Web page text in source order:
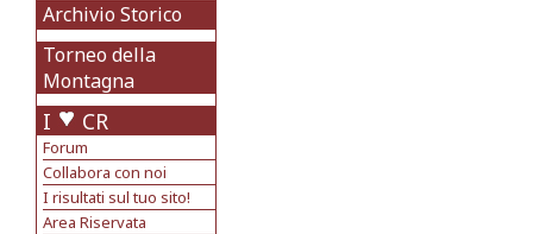
Archivio Storico
Torneo della
Montagna
I CR
Forum
Collabora con noi
I risultati sul tuo sito!
Area Riservata